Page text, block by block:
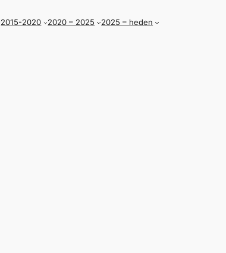
2015-2020 2020 – 2025 2025 – heden